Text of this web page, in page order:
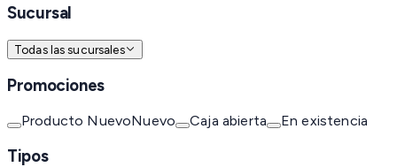
Sucursal
Todas las sucursales
Promociones
Producto NuevoNuevo Caja abierta En existencia
Tipos